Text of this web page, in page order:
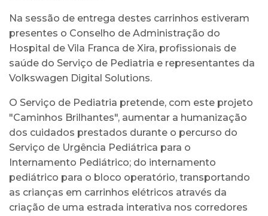
Na sessão de entrega destes carrinhos estiveram
presentes o Conselho de Administração do
Hospital de Vila Franca de Xira, profissionais de
saúde do Serviço de Pediatria e representantes da
Volkswagen Digital Solutions.
O Serviço de Pediatria pretende, com este projeto
"Caminhos Brilhantes", aumentar a humanização
dos cuidados prestados durante o percurso do
Serviço de Urgência Pediátrica para o
Internamento Pediátrico; do internamento
pediátrico para o bloco operatório, transportando
as crianças em carrinhos elétricos através da
criação de uma estrada interativa nos corredores